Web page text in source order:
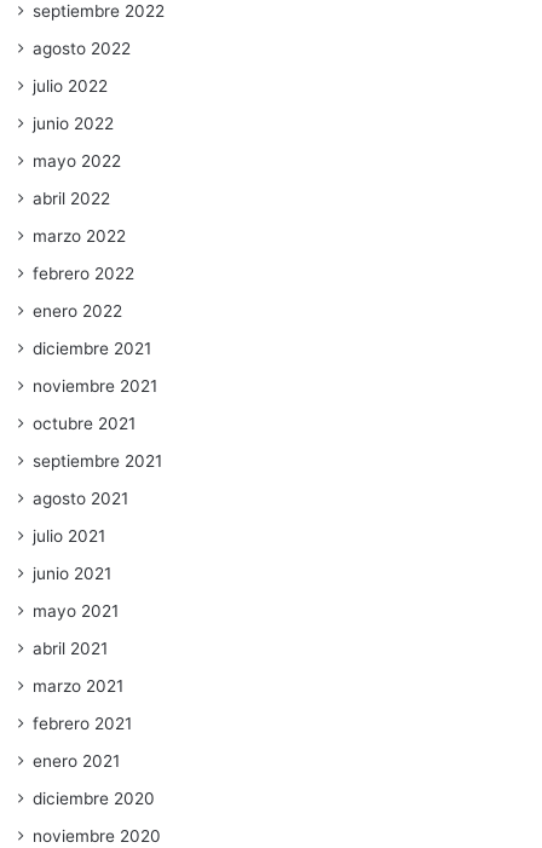
septiembre 2022
agosto 2022
julio 2022
junio 2022
mayo 2022
abril 2022
marzo 2022
febrero 2022
enero 2022
diciembre 2021
noviembre 2021
octubre 2021
septiembre 2021
agosto 2021
julio 2021
junio 2021
mayo 2021
abril 2021
marzo 2021
febrero 2021
enero 2021
diciembre 2020
noviembre 2020